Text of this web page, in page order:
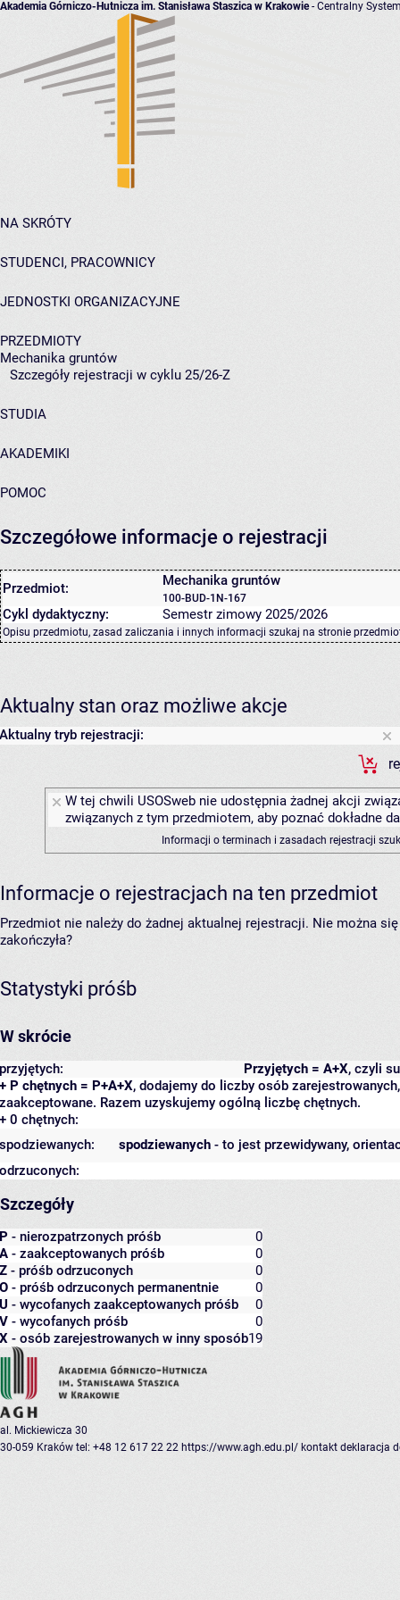
Akademia Górniczo-Hutnicza im. Stanisława Staszica w Krakowie- Centralny
NA SKRÓTY
STUDENCI, PRACOWNICY
JEDNOSTKI ORGANIZACYJNE
PRZEDMIOTY
Mechanika gruntów
Szczegóły rejestracji w cyklu 25/26-Z
STUDIA
AKADEMIKI
POMOC
Szczegółowe informacje o rejestracji
Przedmiot: Mechanika gruntów
100-BUD-1N-167
Cykl dydaktyczny: Semestr zimowy 2025/2026
Opisu przedmiotu, zasad zaliczania i innych informacji szukaj na stronie
Aktualny stan oraz możliwe akcje
Aktualny tryb rejestracji:
W tej chwili USOSweb nie udostępnia żadnej akcji
związanych z tym przedmiotem, aby poznać dokładne
Informacji o terminach i zasadach rejestracji
Informacje o rejestracjach na ten przedmiot
Przedmiot nie należy do żadnej aktualnej rejestracji. Nie można
zakończyła?
Statystyki próśb
W skrócie
Przyjętych = A+X, czyli
przyjętych:
+ P chętnych = P+A+X, dodajemy do liczby osób
zaakceptowane. Razem uzyskujemy ogólną liczbę chętnych.
+ 0 chętnych:
spodziewanych - to jest przewidywany,
spodziewanych:
odrzuconych:
Szczegóły
P - nierozpatrzonych próśb
0
A - zaakceptowanych próśb
0
Z - próśb odrzuconych
0
O - próśb odrzuconych permanentnie
0
U - wycofanych zaakceptowanych próśb
0
V - wycofanych próśb
0
X - osób zarejestrowanych w inny sposób19
al. Mickiewicza 30
30-059 Kraków tel: +48 12 617 22 22 https://www.agh.edu.pl/ kontakt deklaracja